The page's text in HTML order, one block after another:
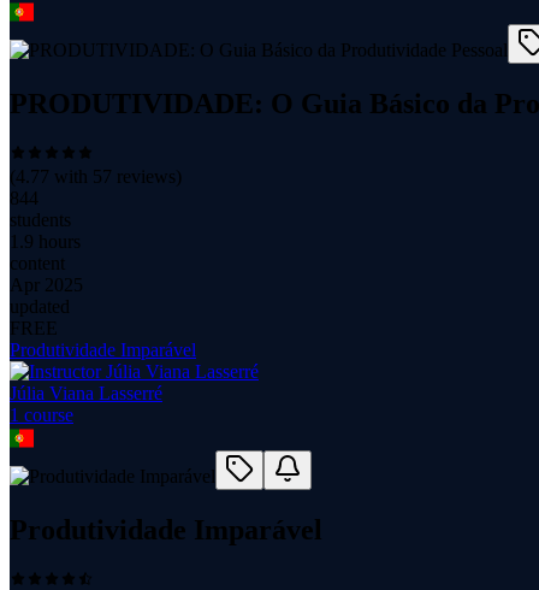
PRODUTIVIDADE: O Guia Básico da
(4.77 with 57 reviews)
844
students
1.9 hours
content
Apr 2025
updated
FREE
Produtividade Imparável
Júlia Viana Lasserré
1 course
Produtividade Imparável